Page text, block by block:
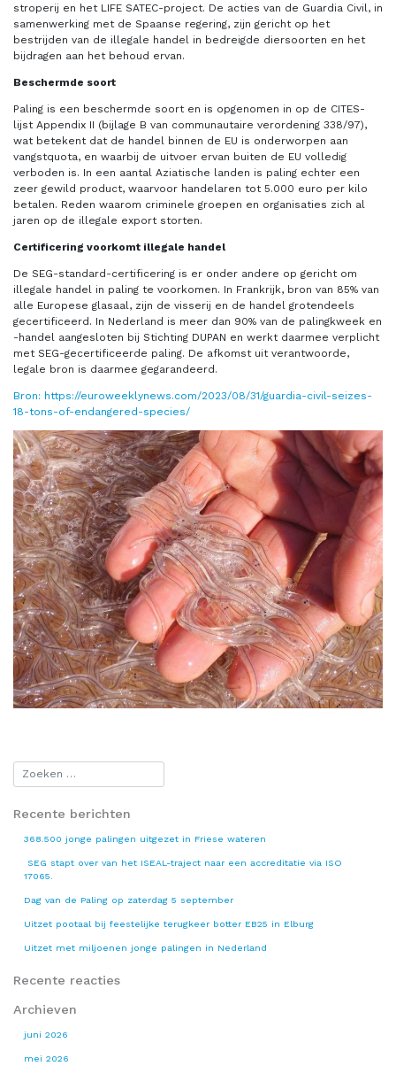
stroperij en het LIFE SATEC-project. De acties van de Guardia Civil, in
samenwerking met de Spaanse regering, zijn gericht op het
bestrijden van de illegale handel in bedreigde diersoorten en het
bijdragen aan het behoud ervan.
Beschermde soort
Paling is een beschermde soort en is opgenomen in op de CITES-
lijst Appendix II (bijlage B van communautaire verordening 338/97),
wat betekent dat de handel binnen de EU is onderworpen aan
vangstquota, en waarbij de uitvoer ervan buiten de EU volledig
verboden is. In een aantal Aziatische landen is paling echter een
zeer gewild product, waarvoor handelaren tot 5.000 euro per kilo
betalen. Reden waarom criminele groepen en organisaties zich al
jaren op de illegale export storten.
Certificering voorkomt illegale handel
De SEG-standard-certificering is er onder andere op gericht om
illegale handel in paling te voorkomen. In Frankrijk, bron van 85% van
alle Europese glasaal, zijn de visserij en de handel grotendeels
gecertificeerd. In Nederland is meer dan 90% van de palingkweek en
-handel aangesloten bij Stichting DUPAN en werkt daarmee verplicht
met SEG-gecertificeerde paling. De afkomst uit verantwoorde,
legale bron is daarmee gegarandeerd.
Bron: https://euroweeklynews.com/2023/08/31/guardia-civil-seizes-
18-tons-of-endangered-species/
Recente berichten
368.500 jonge palingen uitgezet in Friese wateren
SEG stapt over van het ISEAL-traject naar een accreditatie via ISO
17065.
Dag van de Paling op zaterdag 5 september
Uitzet pootaal bij feestelijke terugkeer botter EB25 in Elburg
Uitzet met miljoenen jonge palingen in Nederland
Recente reacties
Archieven
juni 2026
mei 2026